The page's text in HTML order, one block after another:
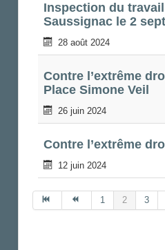
Inspection du
Saussignac le 2
28 août 2024
Contre l’extrême
Place Simone Veil
26 juin 2024
Contre l’extrême
12 juin 2024
1 2 3